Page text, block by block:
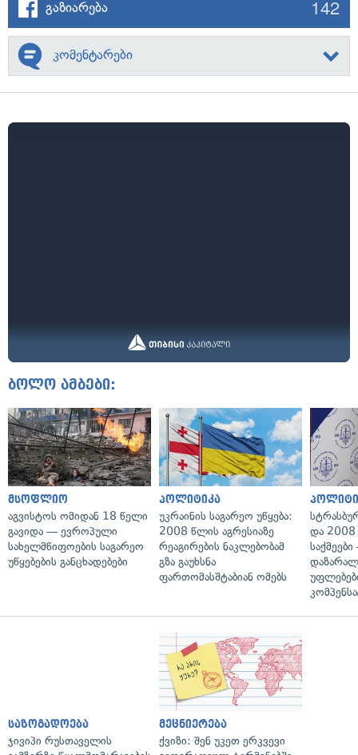
გაზიარება 142
კომენტარები
ბოლო ამბები:
მსოფლიო
აგვისტოს ომიდან 18 წელი
გავიდა — ევროპული
სახელმწიფოების საგარეო
უწყებების განცხადებები
პოლიტიკა
უკრაინის საგარეო უწყება:
2008 წლის აგრესიაზე
რეაგირების ნაკლებობამ
გზა გაუხსნა
ფართომასშტაბიან ომებს
და 2008
საზოგადოება
ჯივიპი რუსთაველის
მეცნიერება
ქვიზი: შენ უკეთ ერკვევი